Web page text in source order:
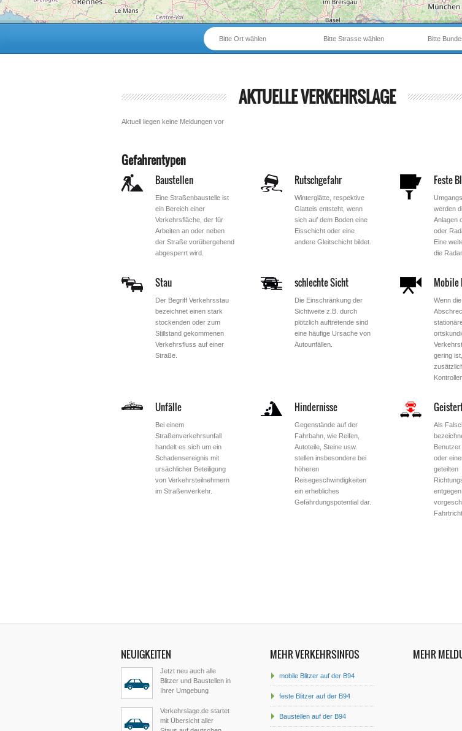
Bitte
Bitte Strasse wählen
Bitte Ort wählen
AKTUELLE VERKEHRSLAGE
Aktuell liegen keine Meldungen vor
Gefahrentypen
Baustellen
Eine Straßenbaustelle ist
ein Bereich einer
Verkehrsfläche, der für
Arbeiten an oder neben
der Straße vorübergehend
abgesperrt wird.
Rutschgefahr
Winterglätte, respektive
Glatteis entsteht, wenn
sich auf dem Boden eine
Eisschicht oder eine
andere Gleitschicht bildet.
Feste
werden
Anlagen
oder
Eine
die
Stau
Der Begriff Verkehrsstau
bezeichnet einen stark
stockenden oder zum
Stillstand gekommenen
Verkehrsfluss auf einer
Straße.
schlechte Sicht
Die Einschränkung der
Sichtweite z.B. durch
plötzlich auftretende sind
eine häufige Ursache von
Autounfällen.
Mobile
Wenn die
gering
Unfälle
Bei einem
Straßenverkehrsunfall
handelt es sich um ein
Schadensereignis mit
ursächlicher Beteiligung
von Verkehrsteilnehmern
im Straßenverkehr.
Hindernisse
Gegenstände auf der
Fahrbahn, wie Reifen,
Autoteile, Steine usw.
stellen insbesondere bei
höheren
Reisegeschwindigkeiten
ein erhebliches
Gefährdungspotential dar.
Als
Benutzer
oder
geteilten
NEUIGKEITEN
Jetzt neu auch alle
Blitzer und Baustellen in
Ihrer Umgebung
Verkehrslage.de startet
mit Übersicht aller
MEHR VERKEHRSINFOS
mobile Blitzer auf der B94
feste Blitzer auf der B94
Baustellen auf der B94
MEHR